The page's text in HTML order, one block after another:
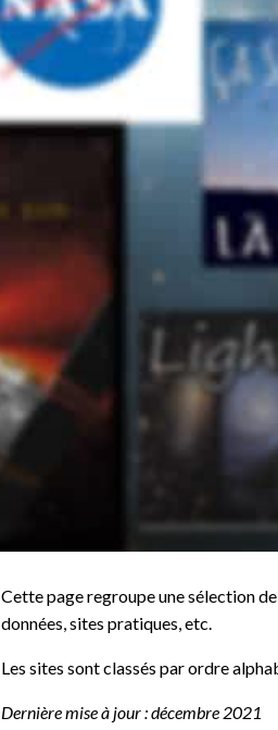
Cette page regroupe une sélection
données, sites pratiques, etc.
Les sites sont classés par ordre
Dernière mise à jour : décembre 2021